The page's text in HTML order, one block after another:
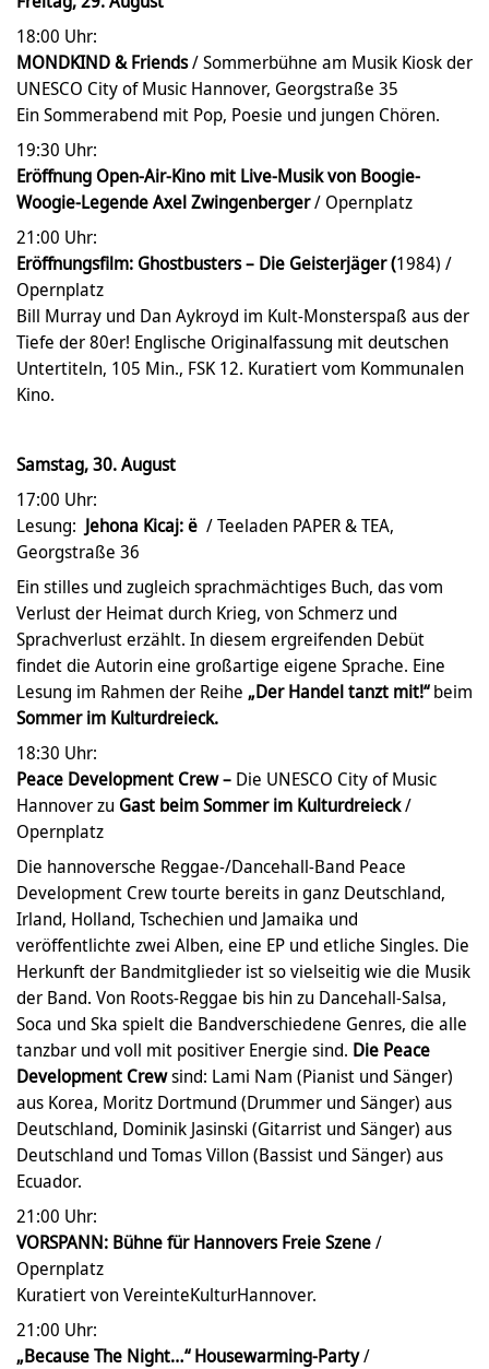
18:00 Uhr:
MONDKIND & Friends/ Sommerbühne am Musik Kiosk der
UNESCO City of Music Hannover, Georgstraße 35
Ein Sommerabend mit Pop, Poesie und jungen Chören.
19:30 Uhr:
Eröffnung Open-Air-Kino mit Live-Musik von Boogie-
Woogie-Legende Axel Zwingenberger/ Opernplatz
21:00 Uhr:
Eröffnungsfilm: Ghostbusters – Die Geisterjäger (1984) /
Opernplatz
Bill Murray und Dan Aykroyd im Kult-Monsterspaß aus der
Tiefe der 80er! Englische Originalfassung mit deutschen
Untertiteln, 105 Min., FSK 12. Kuratiert vom Kommunalen
Kino.
Samstag, 30. August
17:00 Uhr:
Lesung: Jehona Kicaj: ё / Teeladen PAPER & TEA,
Georgstraße 36
Ein stilles und zugleich sprachmächtiges Buch, das vom
Verlust der Heimat durch Krieg, von Schmerz und
Sprachverlust erzählt. In diesem ergreifenden Debüt
findet die Autorin eine großartige eigene Sprache. Eine
Lesung im Rahmen der Reihe „Der Handel tanzt mit!“beim
Sommer im Kulturdreieck.
18:30 Uhr:
Peace Development Crew – Die UNESCO City of Music
Hannover zu Gast beim Sommer im Kulturdreieck/
Opernplatz
Die hannoversche Reggae-/Dancehall-Band Peace
Development Crew tourte bereits in ganz Deutschland,
Irland, Holland, Tschechien und Jamaika und
veröffentlichte zwei Alben, eine EP und etliche Singles. Die
Herkunft der Bandmitglieder ist so vielseitig wie die Musik
der Band. Von Roots-Reggae bis hin zu Dancehall-Salsa,
Soca und Ska spielt die Bandverschiedene Genres, die alle
tanzbar und voll mit positiver Energie sind. Die Peace
Development Crewsind: Lami Nam (Pianist und Sänger)
aus Korea, Moritz Dortmund (Drummer und Sänger) aus
Deutschland, Dominik Jasinski (Gitarrist und Sänger) aus
Deutschland und Tomas Villon (Bassist und Sänger) aus
Ecuador.
21:00 Uhr:
VORSPANN: Bühne für Hannovers Freie Szene/
Opernplatz
Kuratiert von VereinteKulturHannover.
21:00 Uhr:
„Because The Night…“ Housewarming-Party/